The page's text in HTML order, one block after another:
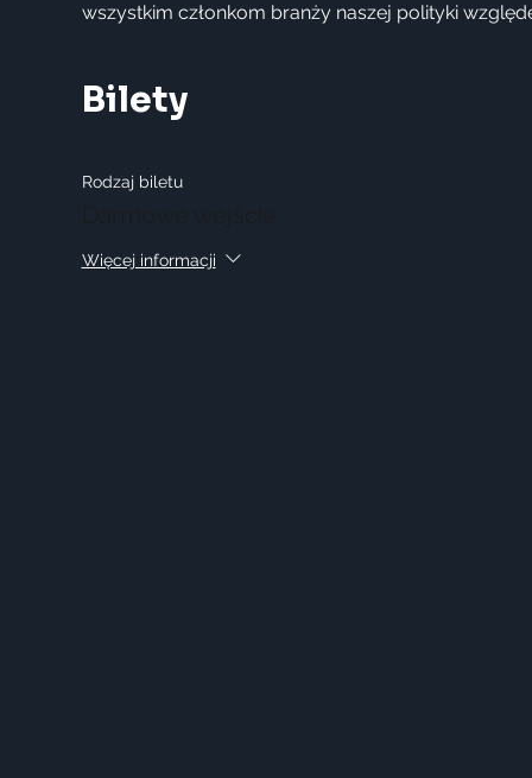
wszystkim członkom branży naszej polityki
Bilety
Rodzaj biletu
Więcej informacji